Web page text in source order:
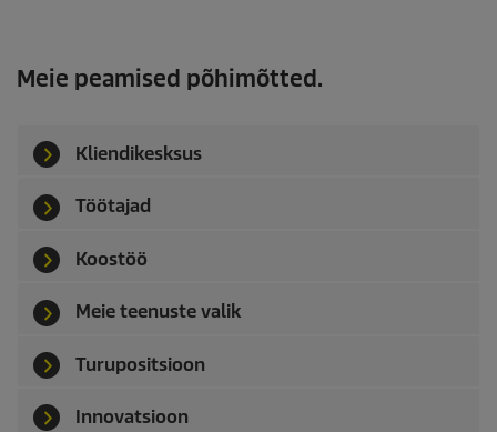
Meie peamised põhimõtted.
Kliendikesksus
Töötajad
Koostöö
Meie teenuste valik
Turupositsioon
Innovatsioon